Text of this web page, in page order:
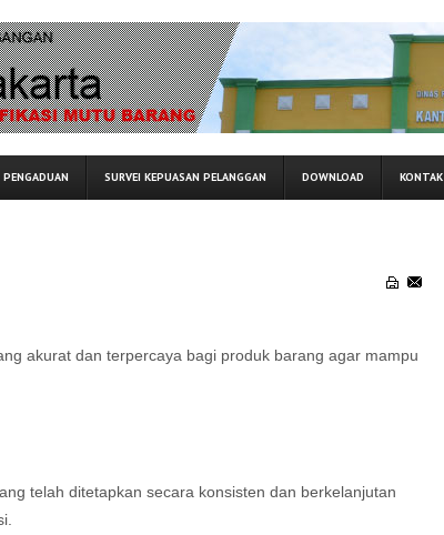
PENGADUAN SURVEI KEPUASAN PELANGGAN DOWNLOAD KONTAK
akurat dan terpercaya bagi produk barang agar mampu
telah ditetapkan secara konsisten dan berkelanjutan